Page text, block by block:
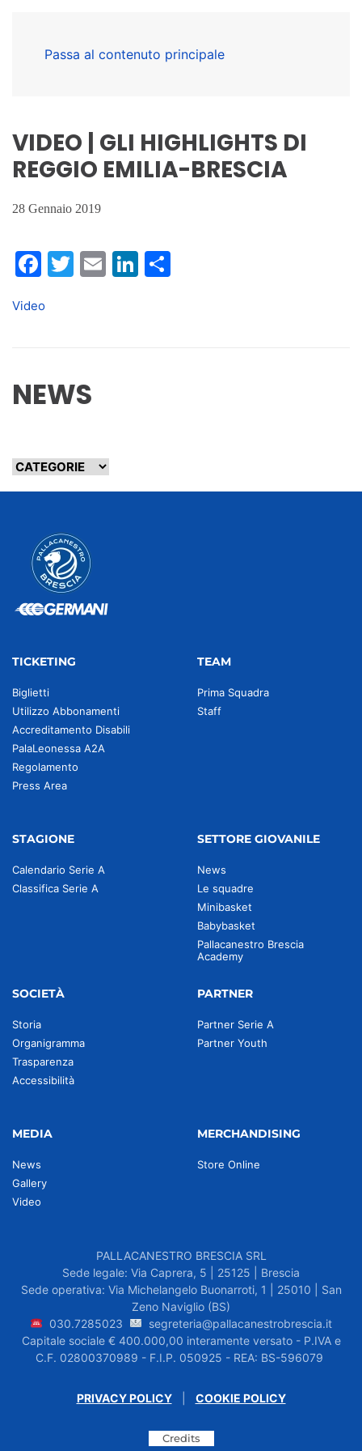
Passa al contenuto principale
VIDEO | GLI HIGHLIGHTS DI
REGGIO EMILIA-BRESCIA
28 Gennaio 2019
Facebook
Twitter
EmailLinkedIn
Video
NEWS
TICKETING
Biglietti
Utilizzo Abbonamenti
Accreditamento Disabili
PalaLeonessa A2A
Regolamento
Press Area
TEAM
Prima Squadra
Staff
STAGIONE
Calendario Serie A
Classifica Serie A
SETTORE GIOVANILE
News
Le squadre
Minibasket
Babybasket
Pallacanestro Brescia
Academy
SOCIETÀ
Storia
Organigramma
Trasparenza
Accessibilità
PARTNER
Partner Serie A
Partner Youth
MEDIA
News
Gallery
Video
MERCHANDISING
Store Online
PALLACANESTRO BRESCIA SRL
Sede legale: Via Caprera, 5 | 25125 | Brescia
Sede operativa: Via Michelangelo Buonarroti, 1 | 25010 | San
Zeno Naviglio (BS)
030.7285023
segreteria@pallacanestrobrescia.it
Capitale sociale € 400.000,00 interamente versato - P.IVA e
C.F. 02800370989 - F.I.P. 050925 - REA: BS-596079
PRIVACY POLICY| COOKIE POLICY
Credits